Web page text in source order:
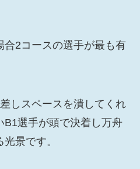
合2コースの選手が最も有
しスペースを潰してくれ
B1選手が頭で決着し万舟
景です。